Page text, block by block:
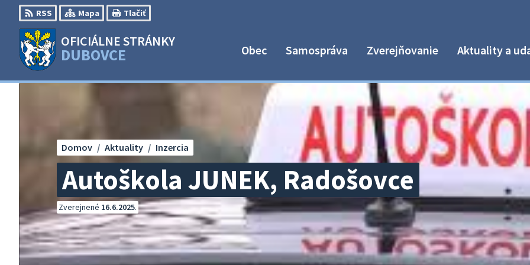
Preskočiť
na
obsah
RSS Mapa Tlačiť
OFICIÁLNE STRÁNKY
DUBOVCE Obec Samospráva Zverejňovanie Aktuality a
Autoškola JUNEK, Radošovce
Domov Aktuality Inzercia
Zverejnené 16.6.2025.